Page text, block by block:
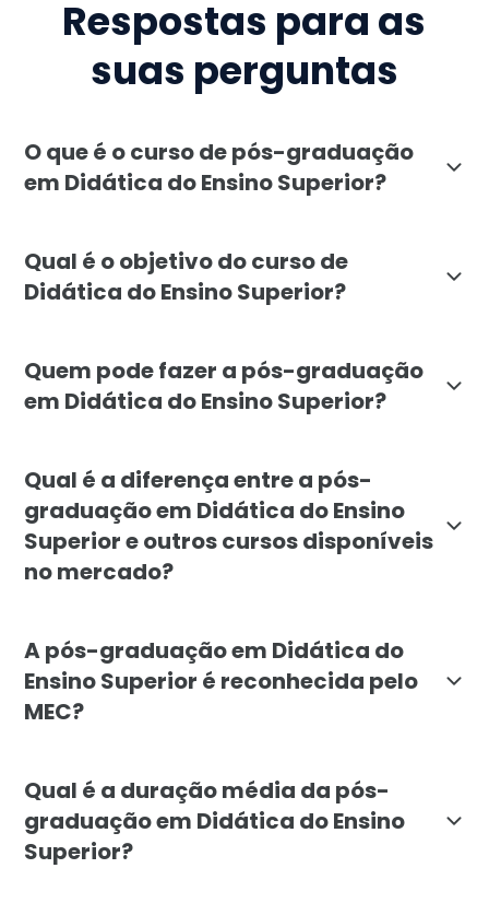
Respostas para as
suas perguntas
O que é o curso de pós-graduação
em Didática do Ensino Superior?
Qual é o objetivo do curso de
Didática do Ensino Superior?
Quem pode fazer a pós-graduação
em Didática do Ensino Superior?
Qual é a diferença entre a pós-
graduação em Didática do Ensino
Superior e outros cursos disponíveis
no mercado?
A pós-graduação em Didática do
Ensino Superior é reconhecida pelo
MEC?
Qual é a duração média da pós-
graduação em Didática do Ensino
Superior?